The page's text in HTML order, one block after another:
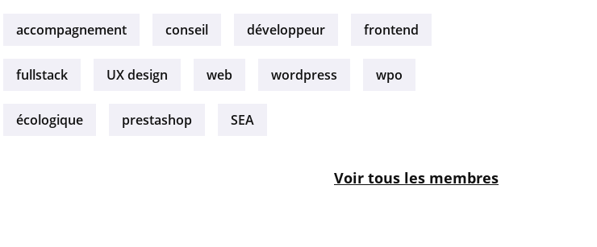
accompagnement conseil développeur frontend
fullstack UX design web wordpress wpo
écologique prestashop SEA
Voir tous les membres